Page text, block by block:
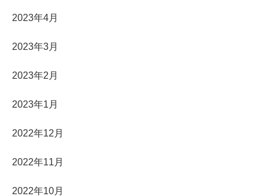
2023年4月
2023年3月
2023年2月
2023年1月
2022年12月
2022年11月
2022年10月